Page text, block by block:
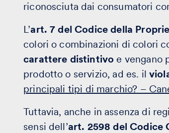
riconosciuta dai consumatori
L’art. 7 del Codice della
colori o combinazioni di colori
carattere distintivo e vengano
prodotto o servizio, ad es. il
principali tipi di marchio? –
Tuttavia, anche in assenza di
sensi dell’art. 2598 del Codice